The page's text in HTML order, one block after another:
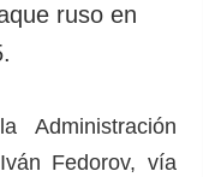
ruso en
Fedorov, vía